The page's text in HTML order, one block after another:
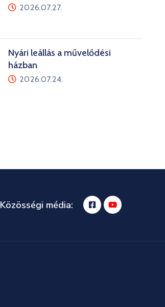
2026.07.27.
Nyári leállás a művelődési
házban
2026.07.24.
Közösségi média: